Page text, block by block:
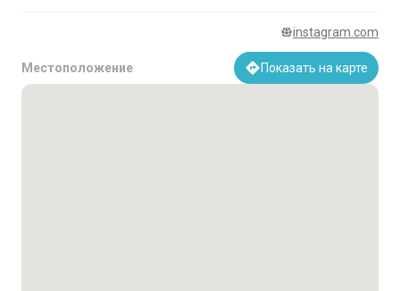
instagram.com
Местоположение Показать на карте